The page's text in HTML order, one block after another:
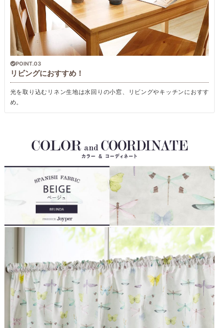
POINT.03
リビングにおすすめ！
光を取り込むリネン生地は水回りの小窓、リビングやキッチンにおすす
め。